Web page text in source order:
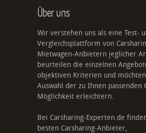
Über uns
Wir verstehen uns als eine Test-
Vergleichsplattform von
Mietwagen-Anbietern jeglicher
beurteilen die einzelnen
objektiven Kriterien und
Auswahl der zu Ihnen passenden
Möglichkeit erleichtern.
Bei Carsharing-Experten.de
besten Carsharing-Anbieter,